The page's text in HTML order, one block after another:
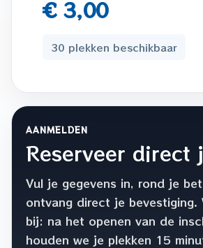
€ 3,00
30 plekken beschikbaar
AANMELDEN
Reserveer direct
Vul je gegevens in, rond je
ontvang direct je bevestiging.
bij: na het openen van de
houden we je plekken 15